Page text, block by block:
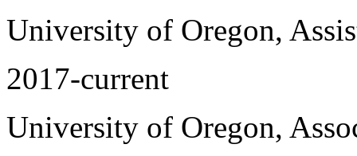
University of Oregon,
2017-current
University of Oregon,